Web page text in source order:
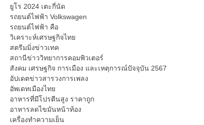
ยูโร 2024 เตะกี่นัด
รถยนต์ไฟฟ้า Volkswagen
รถยนต์ไฟฟ้า คือ
วิเคราะห์เศรษฐกิจไทย
สตรีมมิ่งข่าวเทค
สถานีข่าววิทยาการคอมพิวเตอร์
สังคม เศรษฐกิจ การเมือง และเหตุการณ์ปัจจุบัน 2567
อัปเดตข่าวสารวงการเพลง
อัพเดทเมืองไทย
อาหารที่มีโปรตีนสูง ราคาถูก
อาหารลดไขมันหน้าท้อง
เครื่องทำความเย็น